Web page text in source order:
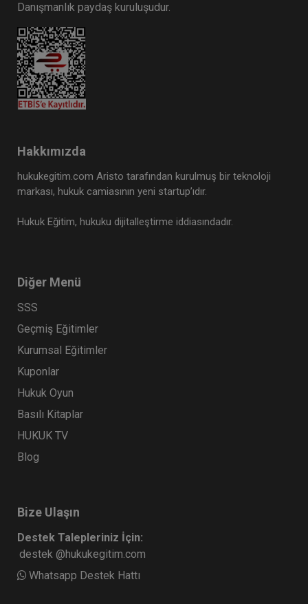
Danışmanlık paydaş kuruluşudur.
Hakkımızda
hukukegitim.com Aristo tarafından kurulmuş bir teknoloji
markası, hukuk camiasının yeni startup’ıdır.
Hukuk Eğitim, hukuku dijitalleştirme iddiasındadır.
Diğer Menü
SSS
Geçmiş Eğitimler
Kurumsal Eğitimler
Kuponlar
Hukuk Oyun
Basılı Kitaplar
HUKUK TV
Blog
Bize Ulaşın
Destek Talepleriniz İçin:
destek @hukukegitim.com
Whatsapp Destek Hattı